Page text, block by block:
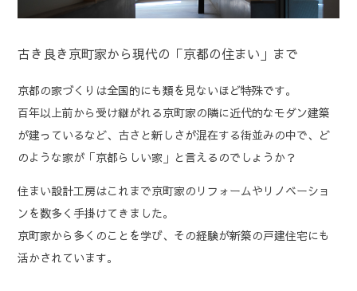
古き良き京町家から現代の「京都の住まい」まで
京都の家づくりは全国的にも類を見ないほど特殊です。
百年以上前から受け継がれる京町家の隣に近代的なモダン建築
が建っているなど、古さと新しさが混在する街並みの中で、ど
のような家が「京都らしい家」と言えるのでしょうか？
住まい設計工房はこれまで京町家のリフォームやリノベーショ
ンを数多く手掛けてきました。
京町家から多くのことを学び、その経験が新築の戸建住宅にも
活かされています。